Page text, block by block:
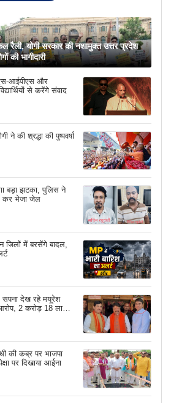
रैली, योगी सरकार की नशामुक्त उत्तर प्रदेश
की भागीदारी
आईपीएस और
से करेंगे संवाद
ने की श्रद्धा की पुष्पवर्षा
बड़ा झटका, पुलिस ने
कर भेजा जेल
जिलों में बरसेंगे बादल,
सपना देख रहे मयूरेश
2 करोड़ 18 लाख
कब्जा
की कब्र पर भाजपा
पर दिखाया आईना